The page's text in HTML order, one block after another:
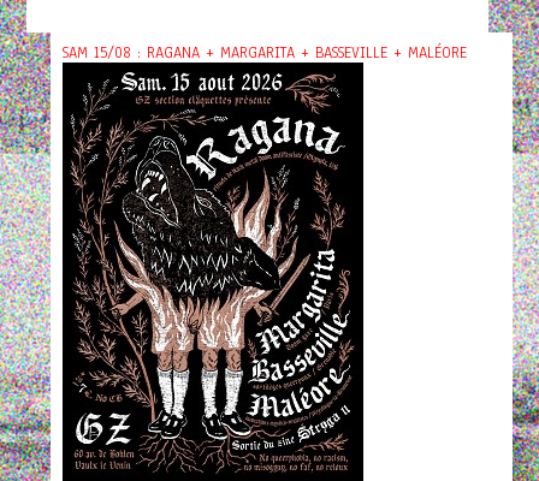
SAM 15/08 : RAGANA + MARGARITA + BASSEVILLE + MALÉORE